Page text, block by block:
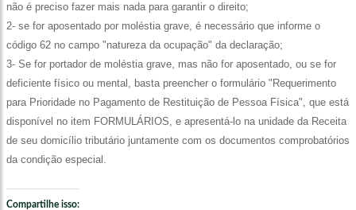
não é preciso fazer mais nada para garantir o direito;
2- se for aposentado por moléstia grave, é necessário que informe o
código 62 no campo "natureza da ocupação" da declaração;
3- Se for portador de moléstia grave, mas não for aposentado, ou se for
deficiente físico ou mental, basta preencher o formulário "Requerimento
para Prioridade no Pagamento de Restituição de Pessoa Física", que está
disponível no item FORMULÁRIOS, e apresentá-lo na unidade da Receita
de seu domicílio tributário juntamente com os documentos comprobatórios
da condição especial.
Compartilhe isso: